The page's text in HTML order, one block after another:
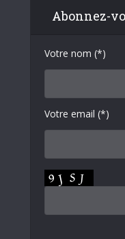
Abonnez-
Votre nom (*)
Votre email (*)